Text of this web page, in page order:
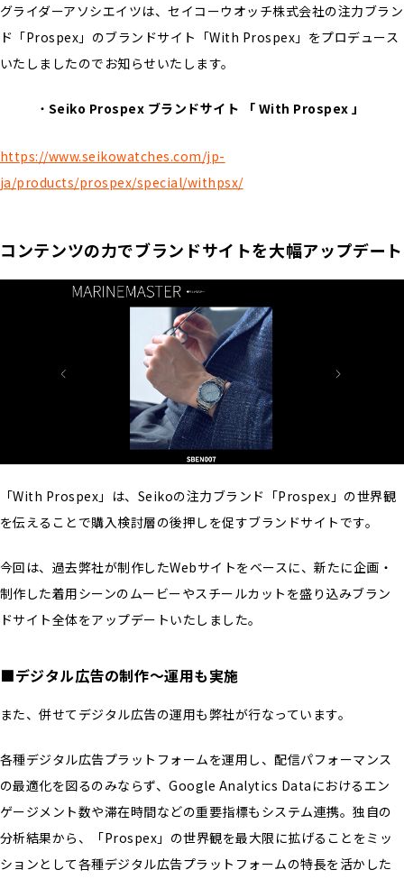
グライダーアソシエイツは、セイコーウオッチ株式会社の注力ブラン
ド「Prospex」のブランドサイト「With Prospex」をプロデュース
いたしましたのでお知らせいたします。
Seiko Prospex ブランドサイト 「 With Prospex 」
https://www.seikowatches.com/jp-
ja/products/prospex/special/withpsx/
コンテンツの力でブランドサイトを大幅アップデート
「With Prospex」は、Seikoの注力ブランド「Prospex」の世界観
を伝えることで購入検討層の後押しを促すブランドサイトです。
今回は、過去弊社が制作したWebサイトをベースに、新たに企画・
制作した着用シーンのムービーやスチールカットを盛り込みブラン
ドサイト全体をアップデートいたしました。
■デジタル広告の制作〜運用も実施
また、併せてデジタル広告の運用も弊社が行なっています。
各種デジタル広告プラットフォームを運用し、配信パフォーマンス
の最適化を図るのみならず、Google Analytics Dataにおけるエン
ゲージメント数や滞在時間などの重要指標もシステム連携。独自の
分析結果から、「Prospex」の世界観を最大限に拡げることをミッ
ションとして各種デジタル広告プラットフォームの特長を活かした